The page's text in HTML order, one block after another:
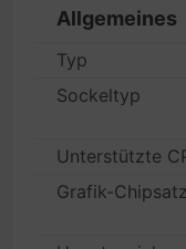
Allgemeines
Typ
Sockeltyp
Unterstützte
Grafik-